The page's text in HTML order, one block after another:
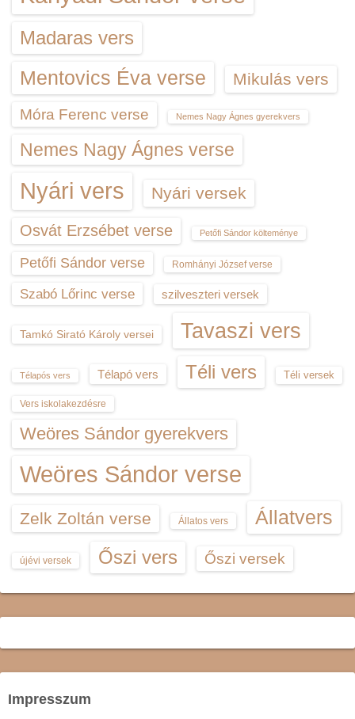
Madaras vers
Mentovics Éva verse Mikulás vers
Móra Ferenc verse Nemes Nagy Ágnes gyerekvers
Nemes Nagy Ágnes verse
Nyári vers Nyári versek
Osvát Erzsébet verse Petőfi Sándor költeménye
Petőfi Sándor verse Romhányi József verse
Szabó Lőrinc verse szilveszteri versek
Tamkó Sirató Károly versei Tavaszi vers
Télapós vers Télapó vers Téli vers Téli versek
Vers iskolakezdésre
Weöres Sándor gyerekvers
Weöres Sándor verse
Zelk Zoltán verse Állatos vers Állatvers
újévi versek Őszi vers Őszi versek
Impresszum